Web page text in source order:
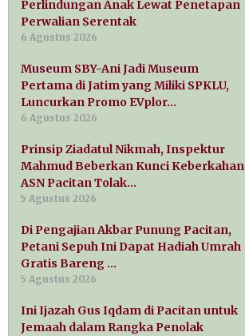
Perlindungan Anak Lewat Penetapan
Perwalian Serentak
6 Agustus 2026
Museum SBY-Ani Jadi Museum
Pertama di Jatim yang Miliki SPKLU,
Luncurkan Promo EVplor…
6 Agustus 2026
Prinsip Ziadatul Nikmah, Inspektur
Mahmud Beberkan Kunci Keberkahan
ASN Pacitan Tolak…
5 Agustus 2026
Di Pengajian Akbar Punung Pacitan,
Petani Sepuh Ini Dapat Hadiah Umrah
Gratis Bareng …
5 Agustus 2026
Ini Ijazah Gus Iqdam di Pacitan untuk
Jemaah dalam Rangka Penolak